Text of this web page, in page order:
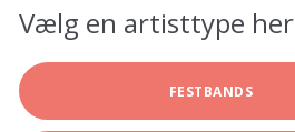
Vælg en artisttype her
FESTBANDS